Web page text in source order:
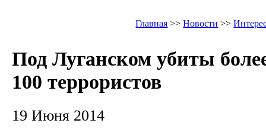
Главная >>Новости >>
Под Луганском убиты
100 террористов
19 Июня 2014